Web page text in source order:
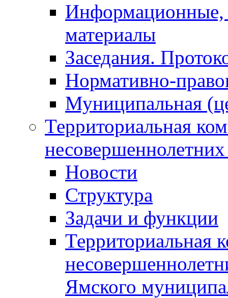
Информационные,
материалы
Заседания.
Нормативно-
Муниципальная
Территориальная
Новости
Структура
Задачи и функции
Территориальная
Ямского